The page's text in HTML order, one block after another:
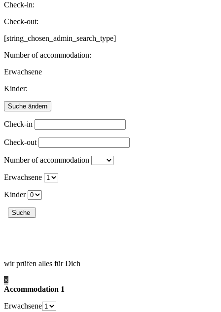
Check-in:
Check-out:
[string_chosen_admin_search_type]
Number of accommodation:
Erwachsene
Kinder:
Check-in
Check-out
Number of accommodation
Erwachsene
Kinder
wir prüfen alles für Dich
×
Accommodation 1
Erwachsene